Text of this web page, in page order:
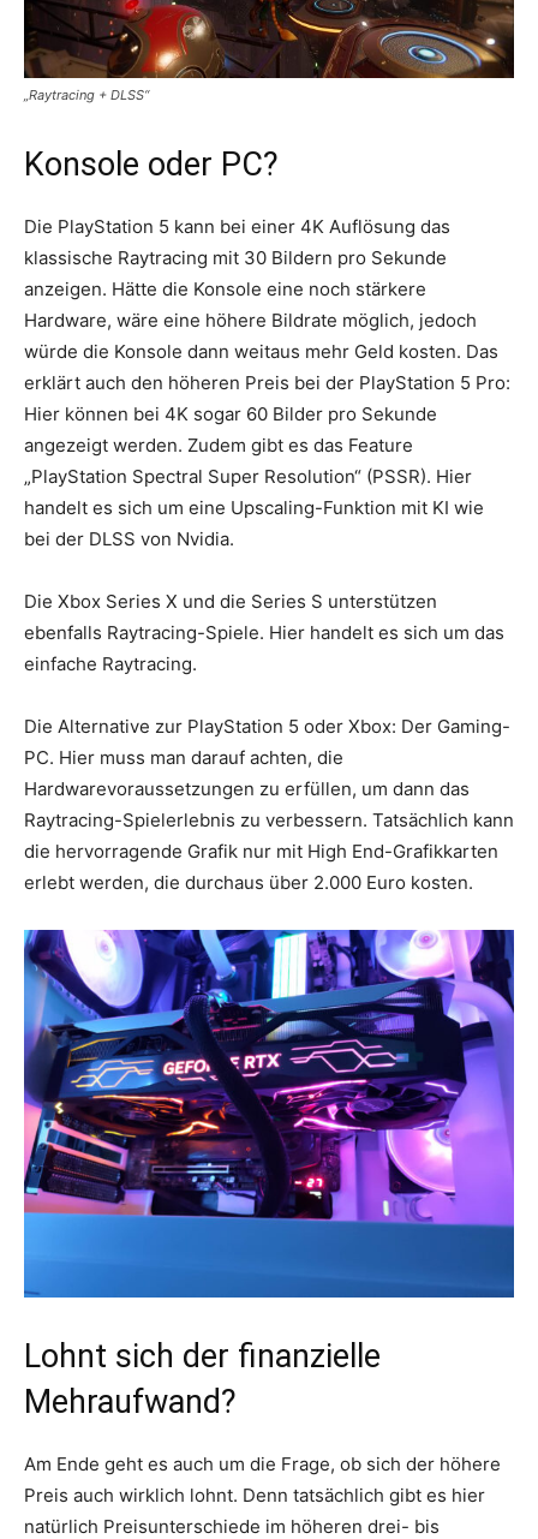
„Raytracing + DLSS“
Konsole oder PC?
Die PlayStation 5 kann bei einer 4K Auflösung das
klassische Raytracing mit 30 Bildern pro Sekunde
anzeigen. Hätte die Konsole eine noch stärkere
Hardware, wäre eine höhere Bildrate möglich, jedoch
würde die Konsole dann weitaus mehr Geld kosten. Das
erklärt auch den höheren Preis bei der PlayStation 5 Pro:
Hier können bei 4K sogar 60 Bilder pro Sekunde
angezeigt werden. Zudem gibt es das Feature
„PlayStation Spectral Super Resolution“ (PSSR). Hier
handelt es sich um eine Upscaling-Funktion mit KI wie
bei der DLSS von Nvidia.
Die Xbox Series X und die Series S unterstützen
ebenfalls Raytracing-Spiele. Hier handelt es sich um das
einfache Raytracing.
Die Alternative zur PlayStation 5 oder Xbox: Der Gaming-
PC. Hier muss man darauf achten, die
Hardwarevoraussetzungen zu erfüllen, um dann das
Raytracing-Spielerlebnis zu verbessern. Tatsächlich kann
die hervorragende Grafik nur mit High End-Grafikkarten
erlebt werden, die durchaus über 2.000 Euro kosten.
Lohnt sich der finanzielle
Mehraufwand?
Am Ende geht es auch um die Frage, ob sich der höhere
Preis auch wirklich lohnt. Denn tatsächlich gibt es hier
natürlich Preisunterschiede im höheren drei- bis